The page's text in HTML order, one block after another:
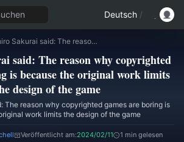
Deutsch /
Masahiro Sakurai said: The reason why copyrighted games are boring is because the original work limits the design of the game
said: The reason why copyrighted
is because the original work limits
design of the game
The reason why copyrighted games are boring is
work limits the design of the game
Veröffentlicht am:2024/02/11 1 min gelesen